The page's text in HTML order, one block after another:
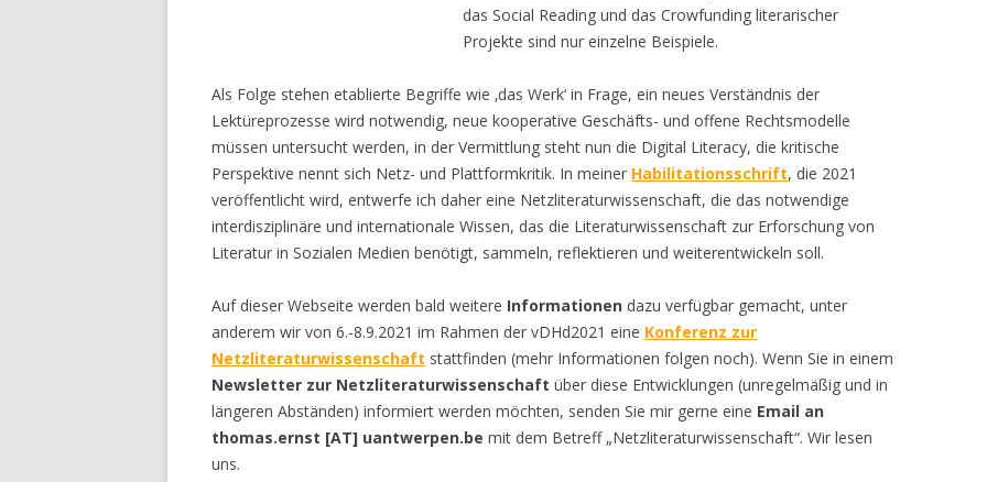
das Social Reading und das Crowfunding literarischer
Projekte sind nur einzelne Beispiele.
Als Folge stehen etablierte Begriffe wie ‚das Werk‘ in Frage, ein neues Verständnis der
Lektüreprozesse wird notwendig, neue kooperative Geschäfts- und offene Rechtsmodelle
müssen untersucht werden, in der Vermittlung steht nun die Digital Literacy, die kritische
Perspektive nennt sich Netz- und Plattformkritik. In meiner Habilitationsschrift, die 2021
veröffentlicht wird, entwerfe ich daher eine Netzliteraturwissenschaft, die das notwendige
interdisziplinäre und internationale Wissen, das die Literaturwissenschaft zur Erforschung von
Literatur in Sozialen Medien benötigt, sammeln, reflektieren und weiterentwickeln soll.
Auf dieser Webseite werden bald weitere Informationen dazu verfügbar gemacht, unter
anderem wir von 6.-8.9.2021 im Rahmen der vDHd2021 eine Konferenz zur
Netzliteraturwissenschaft stattfinden (mehr Informationen folgen noch). Wenn Sie in einem
Newsletter zur Netzliteraturwissenschaft über diese Entwicklungen (unregelmäßig und in
längeren Abständen) informiert werden möchten, senden Sie mir gerne eine Email an
thomas.ernst [AT] uantwerpen.be mit dem Betreff „Netzliteraturwissenschaft“. Wir lesen
uns.